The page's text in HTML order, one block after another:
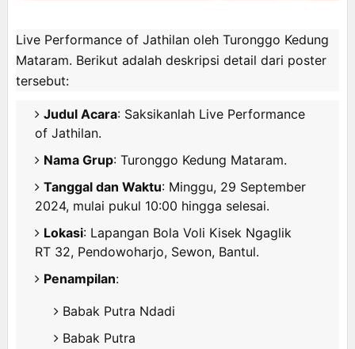
Live Performance of Jathilanoleh Turonggo Kedung
Mataram. Berikut adalah deskripsi detail dari poster
tersebut:
Judul Acara: Saksikanlah Live Performance
of Jathilan.
Nama Grup: Turonggo Kedung Mataram.
Tanggal dan Waktu: Minggu, 29 September
2024, mulai pukul 10:00 hingga selesai.
Lokasi: Lapangan Bola Voli Kisek Ngaglik
RT 32, Pendowoharjo, Sewon, Bantul.
Penampilan:
Babak Putra Ndadi
Babak Putra